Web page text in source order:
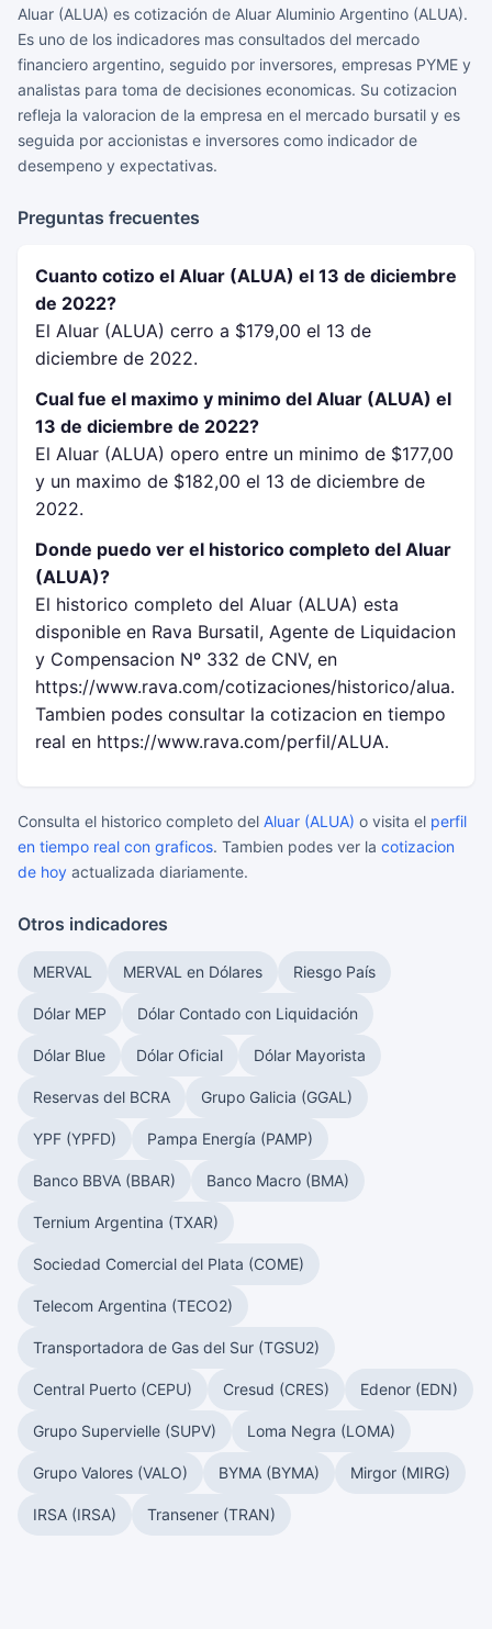
Aluar (ALUA) es cotización de Aluar Aluminio Argentino (ALUA).
Es uno de los indicadores mas consultados del mercado
financiero argentino, seguido por inversores, empresas PYME y
analistas para toma de decisiones economicas. Su cotizacion
refleja la valoracion de la empresa en el mercado bursatil y es
seguida por accionistas e inversores como indicador de
desempeno y expectativas.
Preguntas frecuentes
Cuanto cotizo el Aluar (ALUA) el 13 de diciembre
de 2022?
El Aluar (ALUA) cerro a $179,00 el 13 de
diciembre de 2022.
Cual fue el maximo y minimo del Aluar (ALUA) el
13 de diciembre de 2022?
El Aluar (ALUA) opero entre un minimo de $177,00
y un maximo de $182,00 el 13 de diciembre de
2022.
Donde puedo ver el historico completo del Aluar
(ALUA)?
El historico completo del Aluar (ALUA) esta
disponible en Rava Bursatil, Agente de Liquidacion
y Compensacion Nº 332 de CNV, en
https://www.rava.com/cotizaciones/historico/alua.
Tambien podes consultar la cotizacion en tiempo
real en https://www.rava.com/perfil/ALUA.
Consulta el historico completo del Aluar (ALUA) o visita el perfil
en tiempo real con graficos. Tambien podes ver la cotizacion
de hoy actualizada diariamente.
Otros indicadores
MERVAL MERVAL en Dólares Riesgo País
Dólar MEP Dólar Contado con Liquidación
Dólar Blue Dólar Oficial Dólar Mayorista
Reservas del BCRA Grupo Galicia (GGAL)
YPF (YPFD) Pampa Energía (PAMP)
Banco BBVA (BBAR) Banco Macro (BMA)
Ternium Argentina (TXAR)
Sociedad Comercial del Plata (COME)
Telecom Argentina (TECO2)
Transportadora de Gas del Sur (TGSU2)
Central Puerto (CEPU) Cresud (CRES) Edenor (EDN)
Grupo Supervielle (SUPV) Loma Negra (LOMA)
Grupo Valores (VALO) BYMA (BYMA) Mirgor (MIRG)
IRSA (IRSA) Transener (TRAN)